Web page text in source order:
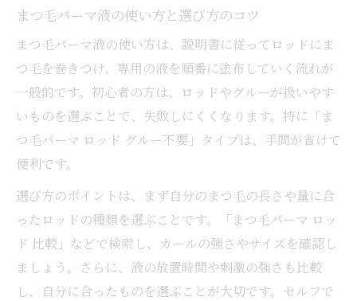
まつ毛パーマ液の使い方と選び方のコツ
まつ毛パーマ液の使い方は、説明書に従ってロッドにま
つ毛を巻きつけ、専用の液を順番に塗布していく流れが
一般的です。初心者の方は、ロッドやグルーが扱いやす
いものを選ぶことで、失敗しにくくなります。特に「ま
つ毛パーマ ロッド グルー不要」タイプは、手間が省けて
便利です。
選び方のポイントは、まず自分のまつ毛の長さや量に合
ったロッドの種類を選ぶことです。「まつ毛パーマ ロッ
ド 比較」などで検索し、カールの強さやサイズを確認し
ましょう。さらに、液の放置時間や刺激の強さも比較
し、自分に合ったものを選ぶことが大切です。セルフで